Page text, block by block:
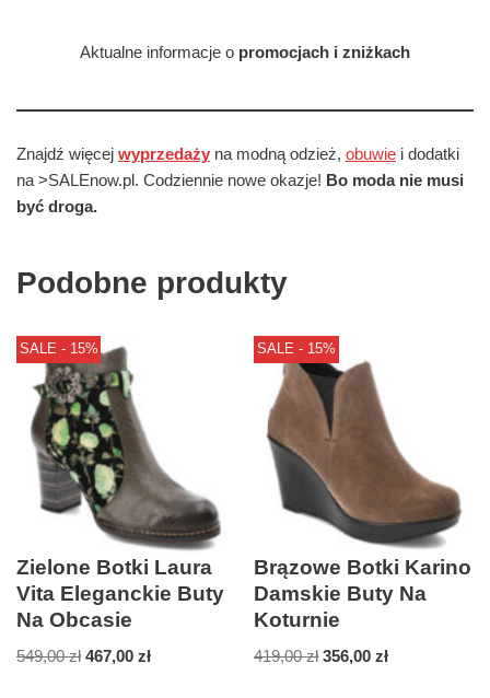
Aktualne informacje o promocjach i zniżkach
Znajdź więcej wyprzedaży na modną odzież, obuwie i dodatki
na >SALEnow.pl. Codziennie nowe okazje! Bo moda nie musi
być droga.
Podobne produkty
SALE - 15%
Zielone Botki Laura
Vita Eleganckie Buty
Na Obcasie
549,00zł 467,00 zł
SALE - 15%
Brązowe Botki Karino
Damskie Buty Na
Koturnie
419,00zł 356,00zł